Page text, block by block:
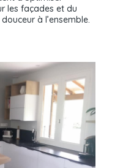
les façades et du
à l’ensemble.